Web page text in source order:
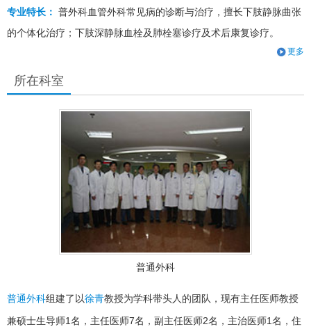
专业特长： 普外科血管外科常见病的诊断与治疗，擅长下肢静脉曲张
的个体化治疗；下肢深静脉血栓及肺栓塞诊疗及术后康复诊疗。
更多
所在科室
普通外科
普通外科组建了以徐青教授为学科带头人的团队，现有主任医师教授
兼硕士生导师1名，主任医师7名，副主任医师2名，主治医师1名，住